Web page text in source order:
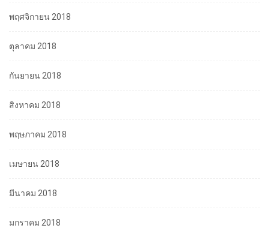
พฤศจิกายน 2018
ตุลาคม 2018
กันยายน 2018
สิงหาคม 2018
พฤษภาคม 2018
เมษายน 2018
มีนาคม 2018
มกราคม 2018